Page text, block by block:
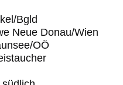
Bgld
Neue Donau/Wien
OÖ